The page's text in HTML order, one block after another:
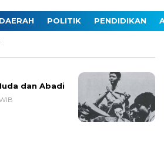
POLITIK PENDIDIKAN
dan Abadi